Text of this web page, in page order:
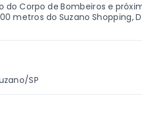
do Corpo de Bombeiros e
metros do Suzano Shopping,
SP